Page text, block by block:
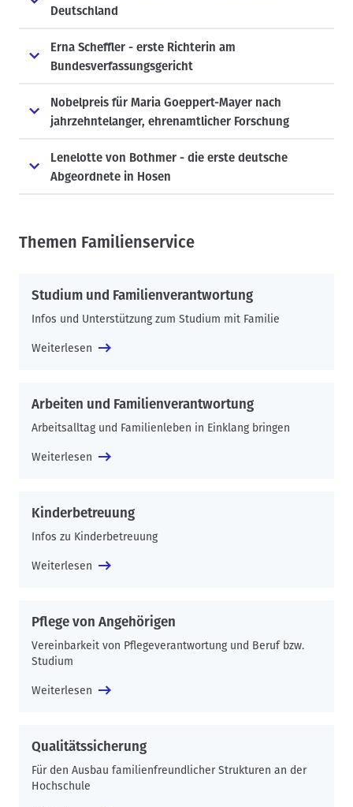
Deutschland
Erna Scheffler - erste Richterin am
Bundesverfassungsgericht
Nobelpreis für Maria Goeppert-Mayer nach
jahrzehntelanger, ehrenamtlicher Forschung
Lenelotte von Bothmer - die erste deutsche
Abgeordnete in Hosen
Themen Familienservice
Studium und Familienverantwortung
Infos und Unterstützung zum Studium mit Familie
Weiterlesen
Arbeiten und Familienverantwortung
Arbeitsalltag und Familienleben in Einklang bringen
Weiterlesen
Kinderbetreuung
Infos zu Kinderbetreuung
Weiterlesen
Pflege von Angehörigen
Vereinbarkeit von Pflegeverantwortung und Beruf bzw.
Studium
Weiterlesen
Qualitätssicherung
Für den Ausbau familienfreundlicher Strukturen an der
Hochschule